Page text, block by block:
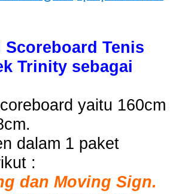
Tenis
Trinity sebagai
yaitu 160cm
dalam 1 paket
:
dan Moving Sign.